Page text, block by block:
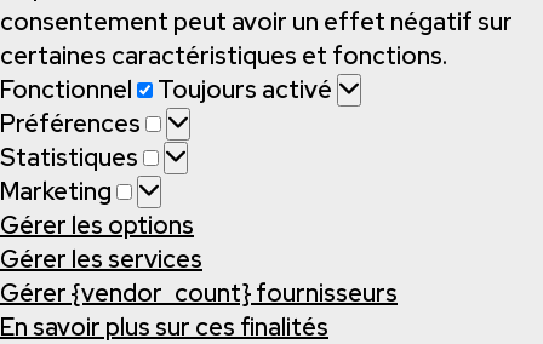
consentement peut avoir un effet négatif sur
certaines caractéristiques et fonctions.
Fonctionnel
Fonctionnel
Toujours activé
Préférences
Préférences
Statistiques
Statistiques
Marketing
Marketing
Gérer les options
Gérer les services
Gérer {vendor_count} fournisseurs
En savoir plus sur ces finalités